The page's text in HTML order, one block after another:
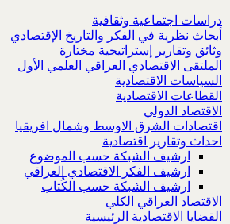
دراسات اجتماعية وثقافية
أبحاث نظرية في الفكر والتاريخ الإقتصادي
وثائق وتقارير إستراتيجية مختارة
الملتقى الاقتصادي العراقي العلمي الأول
السياسات الاقتصادية
القطاعات الاقتصادية
الاقتصاد الدولي
اقتصادات الشرق الاوسط وشمال افريقيا
احداث وتقارير اقتصادية
ارشيف الشبكة حسب الموضوع
ارشيف الفكر الاقتصادي العراقي
ارشيف الشبكة حسب الكُتاب
الاقتصاد العراقي الكلي
القضايا الاقتصادية الرئيسية